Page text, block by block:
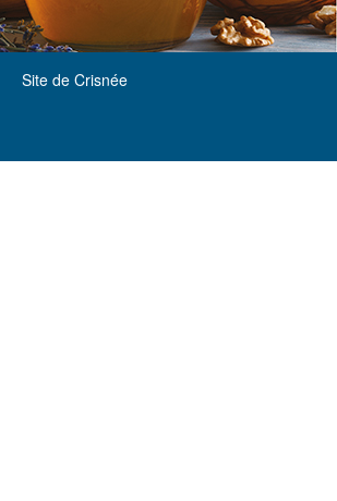
Site de Crisnée